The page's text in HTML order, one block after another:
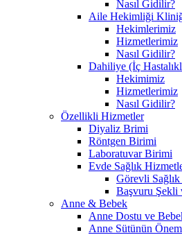
Nasıl Gidilir?
Aile Hekimliği
Hekimlerimiz
Hizmetlerimiz
Nasıl Gidilir?
Dahiliye (İç
Hekimimiz
Hizmetlerimiz
Nasıl Gidilir?
Özellikli Hizmetler
Diyaliz Brimi
Röntgen Birimi
Laboratuvar Birimi
Evde Sağlık
Görevli
Başvuru
Anne & Bebek
Anne Dostu ve
Anne Sütünün